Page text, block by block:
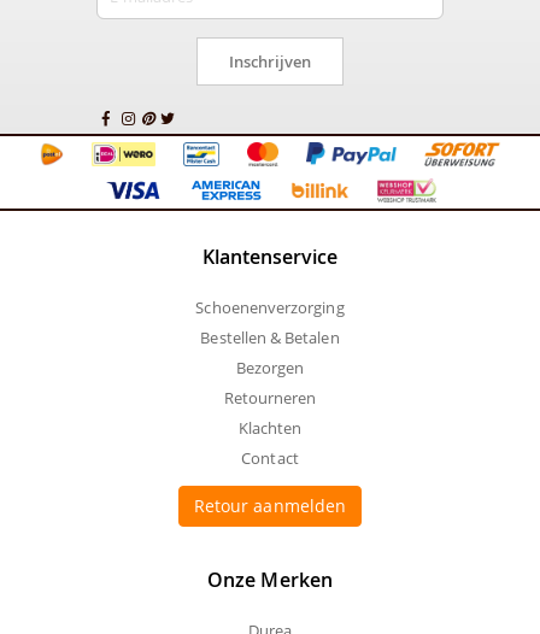
Inschrijven
Klantenservice
Schoenenverzorging
Bestellen & Betalen
Bezorgen
Retourneren
Klachten
Contact
Retour aanmelden
Onze Merken